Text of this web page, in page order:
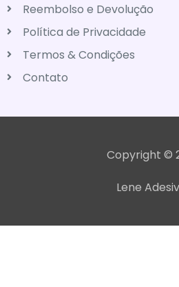
Reembolso e Devolução
Política de Privacidade
Termos & Condições
Contato
Copyright ©
Lene